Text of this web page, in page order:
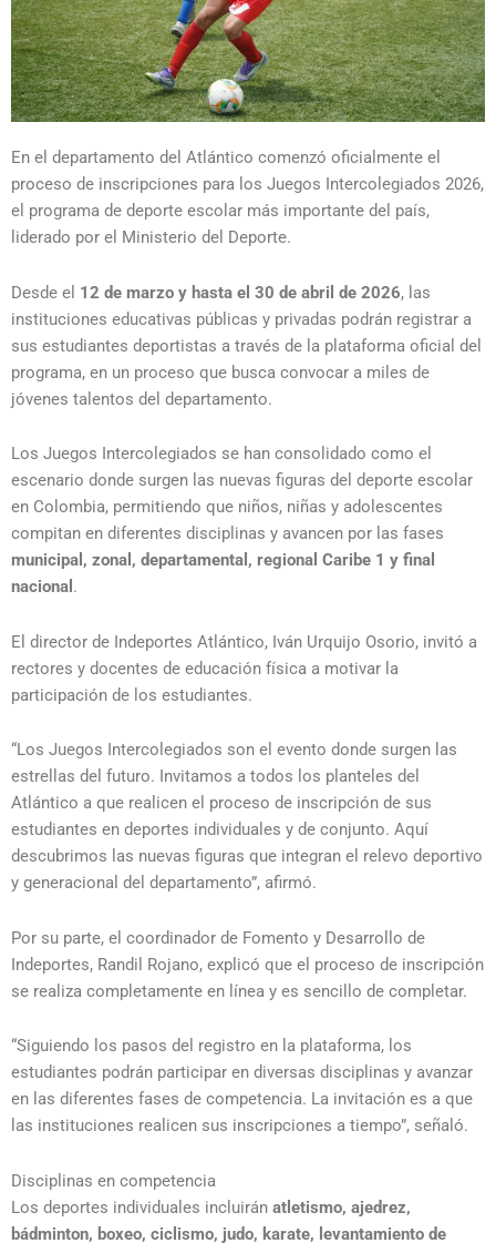
En el departamento del Atlántico comenzó oficialmente el
proceso de inscripciones para los Juegos Intercolegiados 2026,
el programa de deporte escolar más importante del país,
liderado por el Ministerio del Deporte.
Desde el 12 de marzo y hasta el 30 de abril de 2026, las
instituciones educativas públicas y privadas podrán registrar a
sus estudiantes deportistas a través de la plataforma oficial del
programa, en un proceso que busca convocar a miles de
jóvenes talentos del departamento.
Los Juegos Intercolegiados se han consolidado como el
escenario donde surgen las nuevas figuras del deporte escolar
en Colombia, permitiendo que niños, niñas y adolescentes
compitan en diferentes disciplinas y avancen por las fases
municipal, zonal, departamental, regional Caribe 1 y final
nacional .
El director de Indeportes Atlántico, Iván Urquijo Osorio, invitó a
rectores y docentes de educación física a motivar la
participación de los estudiantes.
“Los Juegos Intercolegiados son el evento donde surgen las
estrellas del futuro. Invitamos a todos los planteles del
Atlántico a que realicen el proceso de inscripción de sus
estudiantes en deportes individuales y de conjunto. Aquí
descubrimos las nuevas figuras que integran el relevo deportivo
y generacional del departamento”, afirmó.
Por su parte, el coordinador de Fomento y Desarrollo de
Indeportes, Randil Rojano, explicó que el proceso de inscripción
se realiza completamente en línea y es sencillo de completar.
“Siguiendo los pasos del registro en la plataforma, los
estudiantes podrán participar en diversas disciplinas y avanzar
en las diferentes fases de competencia. La invitación es a que
las instituciones realicen sus inscripciones a tiempo”, señaló.
Disciplinas en competencia
Los deportes individuales incluirán atletismo, ajedrez,
bádminton, boxeo, ciclismo, judo, karate, levantamiento de